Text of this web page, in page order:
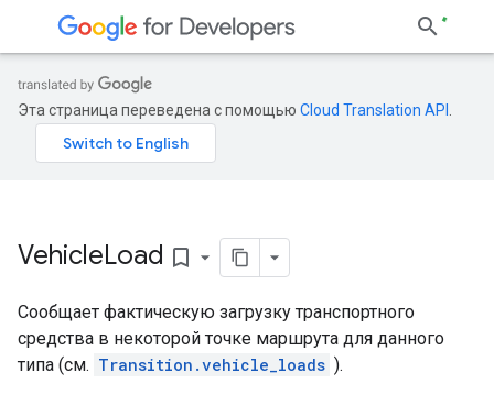
Эта страница переведена с помощью Cloud Translation API
VehicleLoad bookmark_border
Сообщает фактическую загрузку транспортного
средства в некоторой точке маршрута для данного
типа (см. Transition.vehicle_loads ).